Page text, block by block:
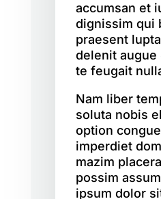
accumsan et
dignissim qui
praesent
delenit augue
te feugait
Nam liber
soluta nobis
option
imperdiet
mazim
possim
ipsum dolor